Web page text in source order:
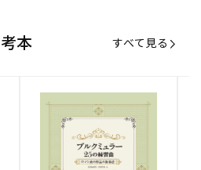
本 すべて見る